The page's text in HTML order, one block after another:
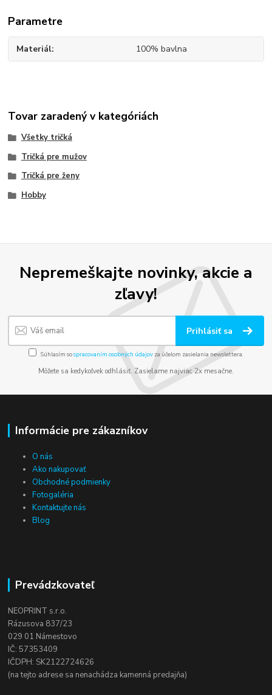
Parametre
Materiál 100% bavlna
Tovar zaradený v kategóriách
Všetky tričká
Tričká pre mužov
Tričká pre ženy
Hobby
Nepremeškajte novinky, akcie a
zľavy!
Prihlásiť sa
Súhlasím sospracovaním osobných údajov za účelom zasielania newslettera.
Môžete sa kedykoľvek odhlásiť. Zasielame najviac 2x mesačne.
Informácie pre zákazníkov
O nás
Ako nakupovať
Obchodné podmienky
Fotogaléria
Kontaktujte nás
Blog
Prevádzkovateľ
NEOPRINT s.r.o.
Rázusova 837/23
029 01 Námestovo
IČ: 57353409
IČDPH: SK2122724626
(na tejto adrese sa nenachádza kamenná predajňa)